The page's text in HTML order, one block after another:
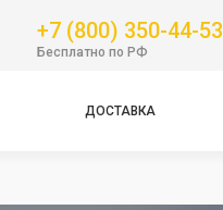
+7 (800) 350-44-53
Бесплатно по РФ
ДОСТАВКА